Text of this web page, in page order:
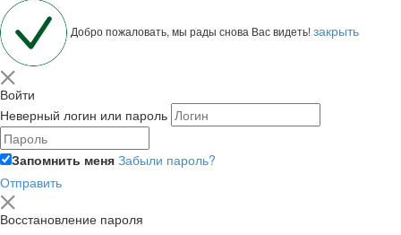
Добро пожаловать, мы рады снова Вас видеть!закрыть
Войти
Неверный логин или пароль
Запомнить меня Забыли пароль?
Отправить
Восстановление пароля